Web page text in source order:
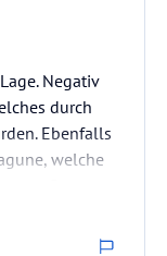
Negativ
durch
Ebenfalls
welche
dort ins